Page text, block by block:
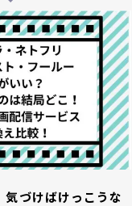
づけばけっこうな